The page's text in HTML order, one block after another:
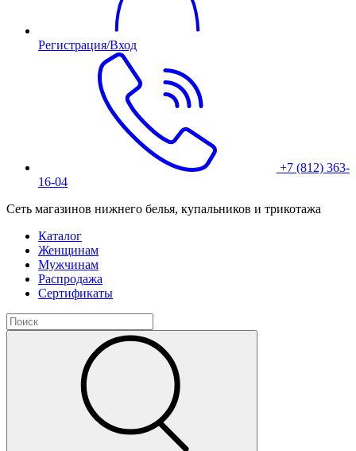
Регистрация/Вход
+7 (812) 363-
16-04
Сеть магазинов нижнего белья, купальников и трикотажа
Каталог
Женщинам
Мужчинам
Распродажа
Сертификаты